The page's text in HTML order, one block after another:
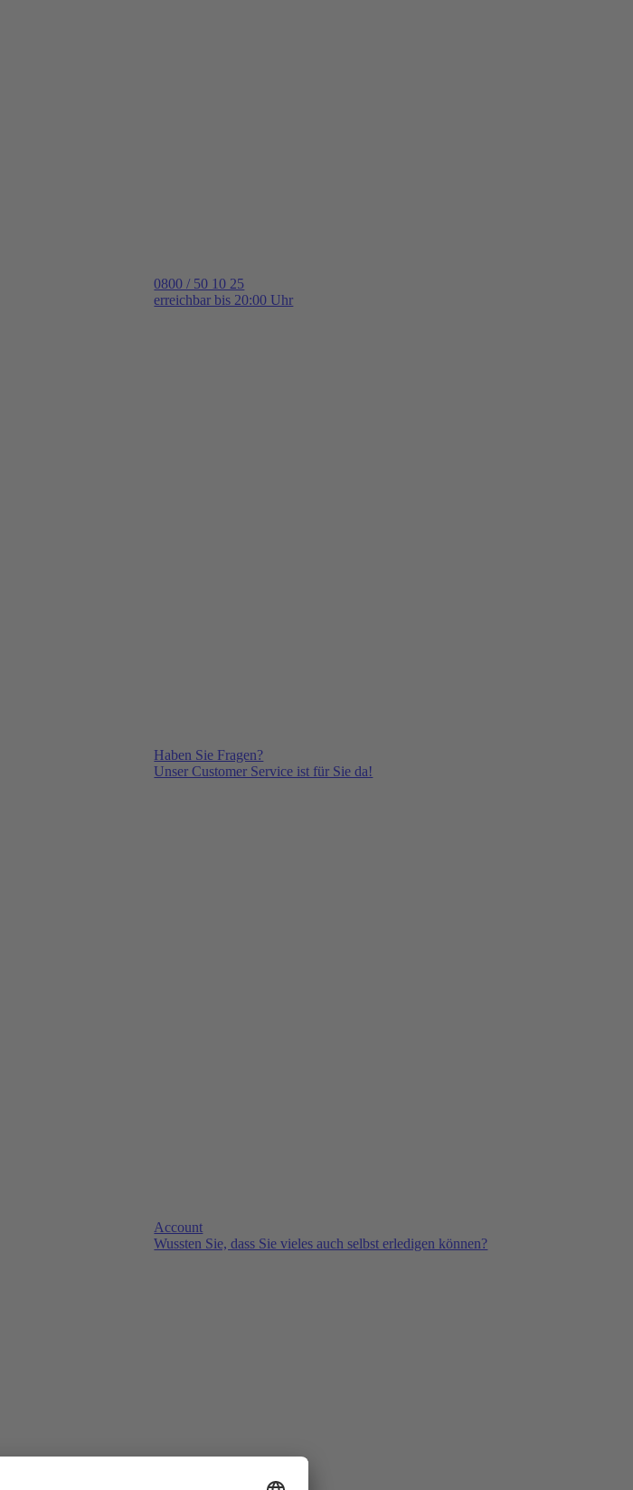
0800 / 50 10 25
erreichbar bis 20:00 Uhr
Haben Sie Fragen?
Unser Customer Service ist für Sie da!
Account
Wussten Sie, dass Sie vieles auch selbst erledigen können?